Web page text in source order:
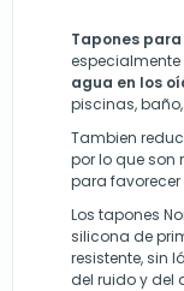
Tapones
agua en los
piscinas,
Tambien
por lo que son
para
Los tapones
silicona de
resistente, sin
del ruido y del